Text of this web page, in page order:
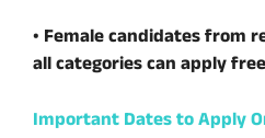
• Female candidates from
all categories can apply
Important Dates to Apply